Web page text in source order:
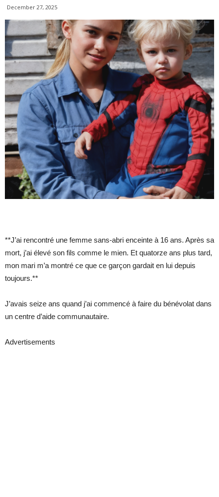
December 27, 2025
**J’ai rencontré une femme sans-abri enceinte à 16 ans. Après sa
mort, j’ai élevé son fils comme le mien. Et quatorze ans plus tard,
mon mari m’a montré ce que ce garçon gardait en lui depuis
toujours.**
J’avais seize ans quand j’ai commencé à faire du bénévolat dans
un centre d’aide communautaire.
Advertisements